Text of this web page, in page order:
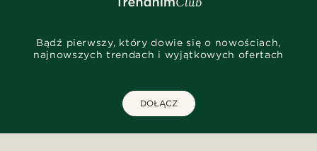
Bądź pierwszy, który dowie się o nowościach,
najnowszych trendach i wyjątkowych ofertach
DOŁĄCZ